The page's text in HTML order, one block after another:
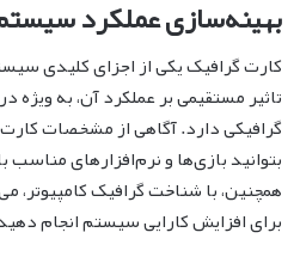
بهینه‌سازی عملکرد
کارت گرافیک یکی از اجزای کلیدی
تاثیر مستقیمی بر عملکرد آن، به ویژه
گرافیکی دارد. آگاهی از مشخصات
بتوانید بازی‌ها و نرم‌افزارهای
همچنین، با شناخت گرافیک کامپیوتر،
برای افزایش کارایی سیستم انجام